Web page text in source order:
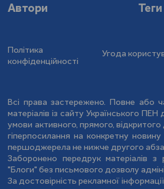
Автори
Теги
Політика
конфіденційності
Угода
Всі права застережено. Повне або
матеріалів із сайту Українського ПЕН
умови активного, прямого,
гіперпосилання на конкретну
першоджерела не нижче другого
Заборонено передрук матеріалів з
"Блоги" без письмового дозволу
За достовірність рекламної